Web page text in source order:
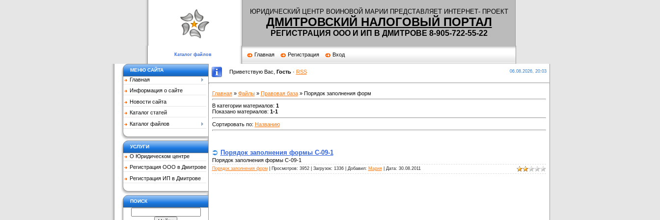
ЮРИДИЧЕСКИЙ ЦЕНТР ВОИНОВОЙ МАРИИ ПРЕДСТАВЛЯЕТ ИНТЕРНЕТ- ПРОЕКТ
ДМИТРОВСКИЙ НАЛОГОВЫЙ ПОРТАЛ
РЕГИСТРАЦИЯ ООО И ИП В ДМИТРОВЕ 8-905-722-55-22
Каталог файлов Главная Регистрация Вход
МЕНЮ САЙТА
Главная
Информация о сайте
Новости сайта
Каталог статей
Каталог файлов
УСЛУГИ
О Юридическом центре
Регистрация ООО в Дмитрове
Регистрация ИП в Дмитрове
ПОИСК
Приветствую Вас Гость· RSS 06.08.2026, 20:03
Главная» Файлы» Правовая база» Порядок заполнения форм
В категории материалов: 1
Показано материалов: 1-1
Сортировать по: Названию
Порядок заполнения формы С-09-1
Порядок заполнения формы С-09-1
Порядок заполнения форм| Просмотров: 3952 | Загрузок: 1336 | Добавил: Мария| Дата: 30.08.2011